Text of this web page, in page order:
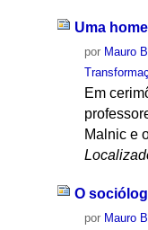
Uma
por Mauro
Em
Malnic e
O
por Mauro